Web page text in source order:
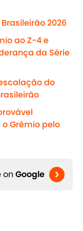
2026
ao Z-4 e
da Série
do
Grêmio pelo
on Google